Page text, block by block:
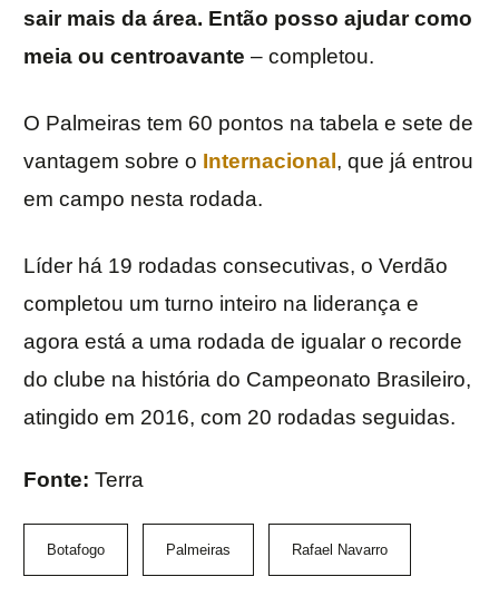
sair mais da área. Então posso ajudar como
meia ou centroavante – completou.
O Palmeiras tem 60 pontos na tabela e sete de
vantagem sobre o Internacional , que já entrou
em campo nesta rodada.
Líder há 19 rodadas consecutivas, o Verdão
completou um turno inteiro na liderança e
agora está a uma rodada de igualar o recorde
do clube na história do Campeonato Brasileiro,
atingido em 2016, com 20 rodadas seguidas.
Fonte: Terra
Botafogo Palmeiras Rafael Navarro